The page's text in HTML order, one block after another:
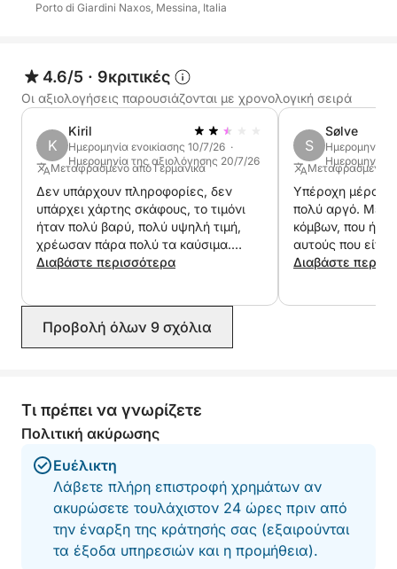
Porto di Giardini Naxos, Messina, Italia
4.6/5 · 9κριτικές
Οι αξιολογήσεις παρουσιάζονται με χρονολογική σειρά
K
Kiril
Ημερομηνία ενοικίασης 10/7/26 ·
Ημερομηνία της αξιολόγησης 20/7/26
Μεταφρασμένο από Γερμανικά
Δεν υπάρχουν πληροφορίες, δεν
υπάρχει χάρτης σκάφους, το τιμόνι
ήταν πολύ βαρύ, πολύ υψηλή τιμή,
χρέωσαν πάρα πολύ τα καύσιμα.
Πληρώσαμε 10€ για το ίδιο ταξίδι την
Διαβάστε περισσότερα
S
Sølve
Ημερομηνία
Ημερομηνία
Μεταφρασμένο
Υπέροχη μέρα,
πολύ αργό.
κόμβων, που
αυτούς που
επιβάτες είχαν
Διαβάστε
Προβολή όλων 9 σχόλια
Τι πρέπει να γνωρίζετε
Πολιτική ακύρωσης
Ευέλικτη
Λάβετε πλήρη επιστροφή χρημάτων αν
ακυρώσετε τουλάχιστον 24 ώρες πριν από
την έναρξη της κράτησής σας (εξαιρούνται
τα έξοδα υπηρεσιών και η προμήθεια).